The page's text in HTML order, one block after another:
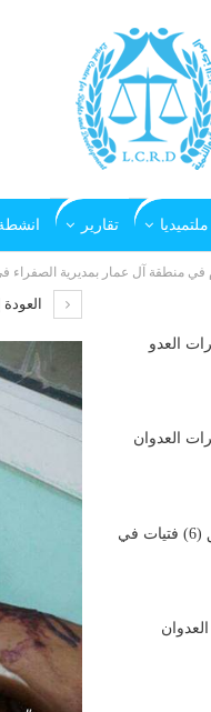
ملتميديا تقارير
آل عمار بمديرية الصفراء في
العدو
العدوان
بيان إدانة جريمة الاغتصاب بحق (6) فتيات في